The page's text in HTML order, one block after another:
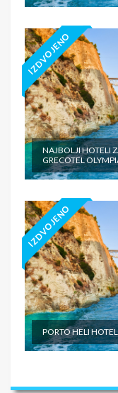
IZDVOJENO
NAJBOLJI HOTELI
GRECOTEL
IZDVOJENO
PORTO HELI